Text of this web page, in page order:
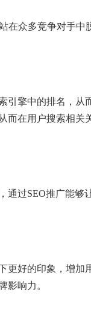
在众多竞争对手中
引擎中的排名，从
而在用户搜索相关
通过SEO推广能够
更好的印象，增加
影响力。